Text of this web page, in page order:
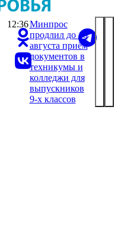
12:36Минпрос
продлил до 15
августа приём
документов в
техникумы и
колледжи для
выпускников
9-х классов